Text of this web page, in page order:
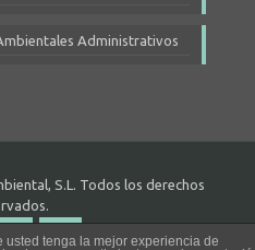
Administrativos
S.L. Todos los derechos
usted tenga la mejor experiencia de